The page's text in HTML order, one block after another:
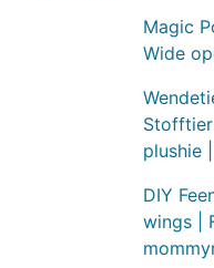
Magic
Wide
plushie
DIY
wings |